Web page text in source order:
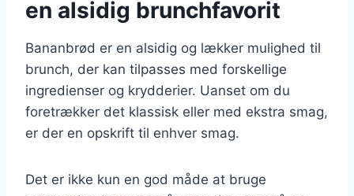
en alsidig brunchfavorit
Bananbrød er en alsidig og lækker mulighed til
brunch, der kan tilpasses med forskellige
ingredienser og krydderier. Uanset om du
foretrækker det klassisk eller med ekstra smag,
er der en opskrift til enhver smag.
Det er ikke kun en god måde at bruge